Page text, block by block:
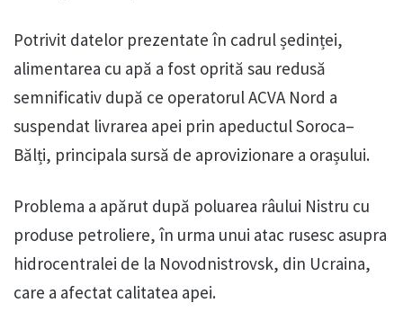
Potrivit datelor prezentate în cadrul ședinței,
alimentarea cu apă a fost oprită sau redusă
semnificativ după ce operatorul ACVA Nord a
suspendat livrarea apei prin apeductul Soroca–
Bălți, principala sursă de aprovizionare a orașului.
Problema a apărut după poluarea râului Nistru cu
produse petroliere, în urma unui atac rusesc asupra
hidrocentralei de la Novodnistrovsk, din Ucraina,
care a afectat calitatea apei.